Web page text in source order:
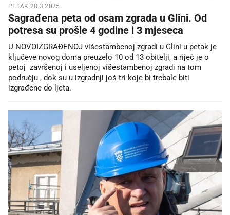
PETAK 28.3.2025.
Sagrađena peta od osam zgrada u Glini. Od
potresa su prošle 4 godine i 3 mjeseca
U NOVOIZGRAĐENOJ višestambenoj zgradi u Glini u petak je
ključeve novog doma preuzelo 10 od 13 obitelji, a riječ je o
petoj završenoj i useljenoj višestambenoj zgradi na tom
području , dok su u izgradnji još tri koje bi trebale biti
izgrađene do ljeta.